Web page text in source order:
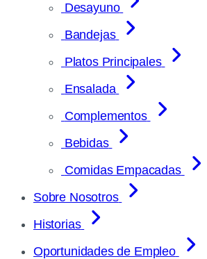
Desayuno
Bandejas
Platos Principales
Ensalada
Complementos
Bebidas
Comidas Empacadas
Sobre Nosotros
Historias
Oportunidades de Empleo